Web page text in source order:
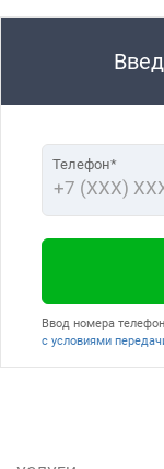
Телефон*
Ввод номера
с условиями